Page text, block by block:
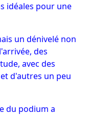
idéales pour une
un dénivelé non
des
avec des
d'autres un peu
du podium a